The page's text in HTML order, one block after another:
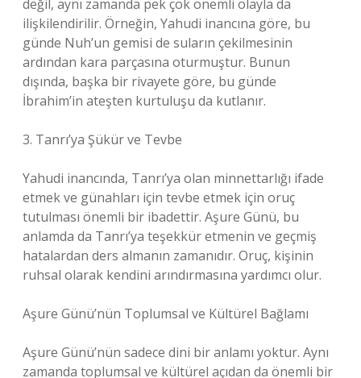
değil, aynı zamanda pek çok önemli olayla da
ilişkilendirilir. Örneğin, Yahudi inancına göre, bu
günde Nuh’un gemisi de suların çekilmesinin
ardından kara parçasına oturmuştur. Bunun
dışında, başka bir rivayete göre, bu günde
İbrahim’in ateşten kurtuluşu da kutlanır.
3. Tanrı’ya Şükür ve Tevbe
Yahudi inancında, Tanrı’ya olan minnettarlığı ifade
etmek ve günahları için tevbe etmek için oruç
tutulması önemli bir ibadettir. Aşure Günü, bu
anlamda da Tanrı’ya teşekkür etmenin ve geçmiş
hatalardan ders almanın zamanıdır. Oruç, kişinin
ruhsal olarak kendini arındırmasına yardımcı olur.
Aşure Günü’nün Toplumsal ve Kültürel Bağlamı
Aşure Günü’nün sadece dini bir anlamı yoktur. Aynı
zamanda toplumsal ve kültürel açıdan da önemli bir